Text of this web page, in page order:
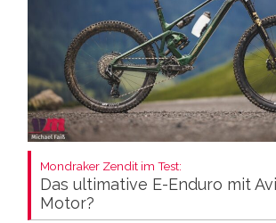
Mondraker Zendit im Test:
Das ultimative E-Enduro mit
Motor?